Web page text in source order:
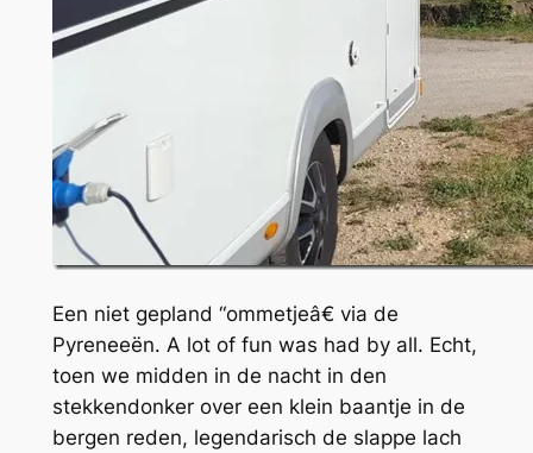
Een niet gepland “ommetjeâ€ via de
Pyreneeën. A lot of fun was had by all. Echt,
toen we midden in de nacht in den
stekkendonker over een klein baantje in de
bergen reden, legendarisch de slappe lach